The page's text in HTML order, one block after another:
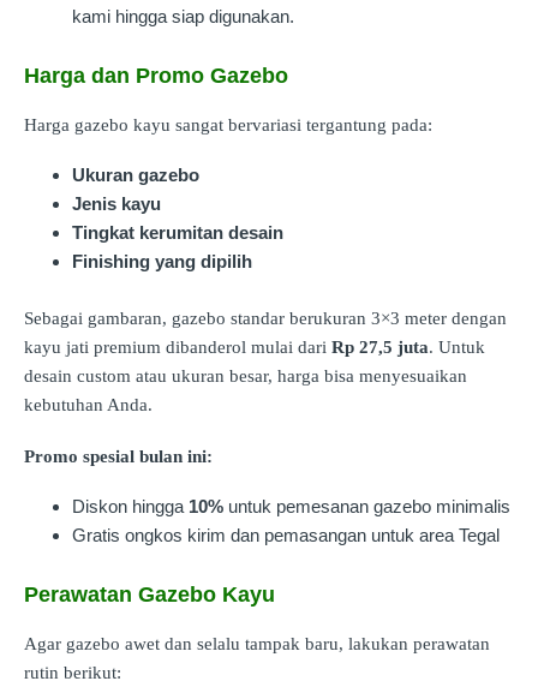
kami hingga siap digunakan.
Harga dan Promo Gazebo
Harga gazebo kayu sangat bervariasi tergantung pada:
Ukuran gazebo
Jenis kayu
Tingkat kerumitan desain
Finishing yang dipilih
Sebagai gambaran, gazebo standar berukuran 3×3 meter dengan
kayu jati premium dibanderol mulai dari Rp 27,5 juta. Untuk
desain custom atau ukuran besar, harga bisa menyesuaikan
kebutuhan Anda.
Promo spesial bulan ini:
Diskon hingga 10% untuk pemesanan gazebo minimalis
Gratis ongkos kirim dan pemasangan untuk area Tegal
Perawatan Gazebo Kayu
Agar gazebo awet dan selalu tampak baru, lakukan perawatan
rutin berikut: